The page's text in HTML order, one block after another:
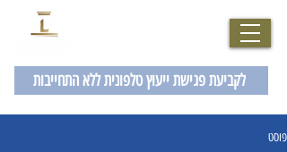
לקביעת פגישת ייעוץ טלפונית ללא התחייבות
פוסט